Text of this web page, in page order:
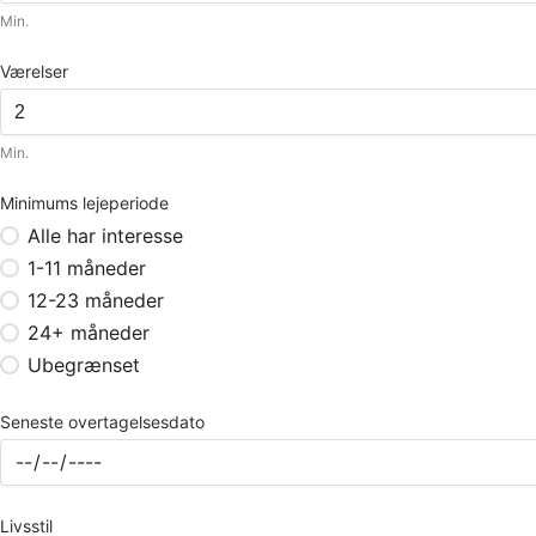
Min.
Værelser
Min.
Minimums lejeperiode
Alle har interesse
1-11 måneder
12-23 måneder
24+ måneder
Ubegrænset
Seneste overtagelsesdato
Livsstil